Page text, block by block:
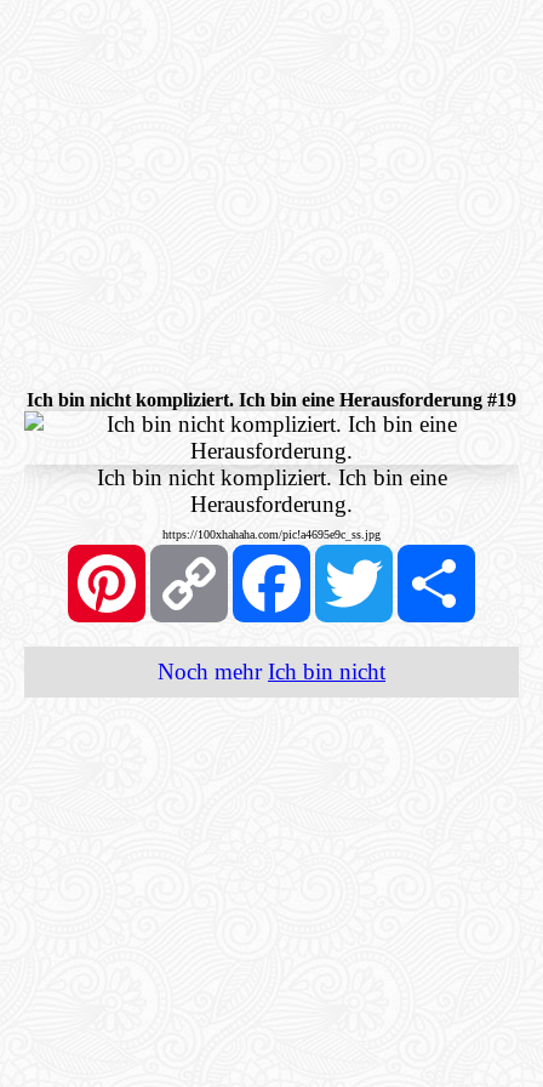
Ich bin nicht kompliziert. Ich bin eine Herausforderung #19
Ich bin nicht kompliziert. Ich bin eine
Herausforderung.
https://100xhahaha.com/pic!a4695e9c_ss.jpg
Pinterest Copy
Link
FacebookTwitter
Noch mehrIch bin nicht